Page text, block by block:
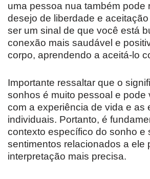
uma pessoa nua também pode
desejo de liberdade e
ser um sinal de que você está
conexão mais saudável e
corpo, aprendendo a aceitá-lo
Importante ressaltar que o
sonhos é muito pessoal e pode
com a experiência de vida e as
individuais. Portanto, é
contexto específico do sonho e
sentimentos relacionados a ele
interpretação mais precisa.